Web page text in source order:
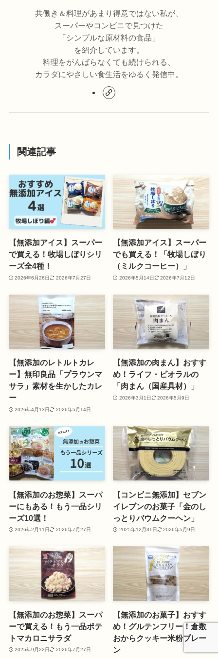
共働き＆料理があまり得意ではない私が、
スーパーやコンビニで見つけた
「シンプルな原材料の食品」
を紹介しています。
料理をがんばらなくても続けられる、
カラダにやさしい食生活をゆるく発信中。
関連記事
【無添加アイス】スーパー
で買える！牧場しぼりシリ
ーズ全4種！
2026年6月26日 2026年7月27日
【無添加アイス】スーパー
でも買える！「牧場しぼり
（ミルクコーヒー）」
2026年5月14日 2026年7月12日
【無添加のレトルトカレ
ー】無印良品「プラウンマ
サラ」素材を生かしたカレ
ー
2026年4月13日 2026年5月14日
【無添加の肉まん】おすす
め！ライフ・ビオラルの
「肉まん（国産具材）」
2026年3月1日 2026年5月9日
【無添加のお惣菜】スーパ
ーにもある！もう一品シリ
ーズ10選！
2026年2月11日 2026年7月27日
【コンビニ無添加】セブン
イレブンのお菓子「金のし
っとりバウムクーヘン」
2025年12月31日 2026年5月9日
【無添加のお惣菜】スーパ
ーで買える！もう一品ポテ
トマカロニサラダ
2025年9月22日 2026年7月27日
【無添加のお菓子】おすす
め！グルテンフリー！倉敷
おからクッキー米粉プレー
ン